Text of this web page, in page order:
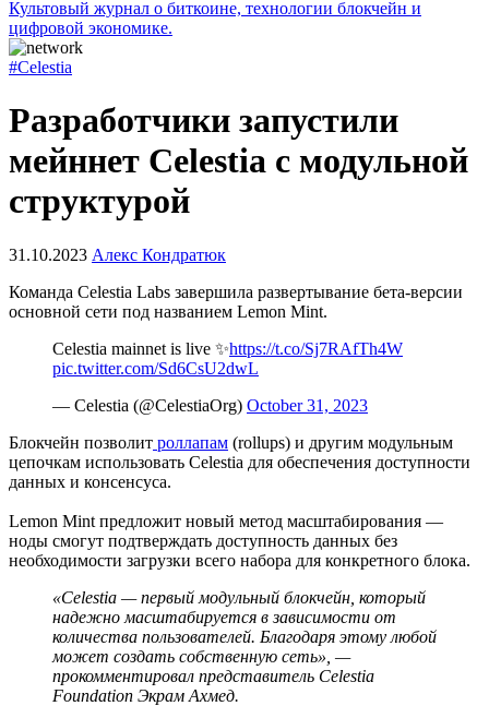
Культовый журнал о биткоине, технологии блокчейн и
цифровой экономике.
#Celestia
Разработчики запустили
мейннет Celestia c модульной
структурой
31.10.2023 Алекс Кондратюк
Команда Celestia Labs завершила развертывание бета-версии
основной сети под названием Lemon Mint.
Celestia mainnet is live ✨https://t.co/Sj7RAfTh4W
pic.twitter.com/Sd6CsU2dwL
— Celestia (@CelestiaOrg) October 31, 2023
Блокчейн позволит роллапам (rollups) и другим модульным
цепочкам использовать Celestia для обеспечения доступности
данных и консенсуса.
Lemon Mint предложит новый метод масштабирования —
ноды смогут подтверждать доступность данных без
необходимости загрузки всего набора для конкретного блока.
«Celestia — первый модульный блокчейн, который
надежно масштабируется в зависимости от
количества пользователей. Благодаря этому любой
может создать собственную сеть», —
прокомментировал представитель Celestia
Foundation Экрам Ахмед.